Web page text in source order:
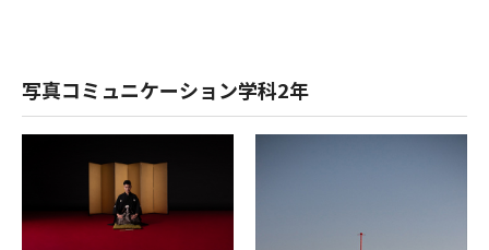
写真コミュニケーション学科2年